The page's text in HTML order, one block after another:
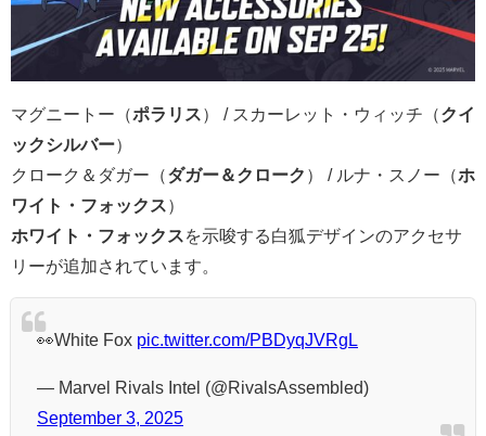
マグニートー（ポラリス ） / スカーレット・ウィッチ（クイ
ックシルバー）
クローク＆ダガー（ダガー＆クローク ） / ルナ・スノー（ホ
ワイト・フォックス ）
ホワイト・フォックス を示唆する白狐デザインのアクセサ
リーが追加されています。
👀White Fox pic.twitter.com/PBDyqJVRgL
— Marvel Rivals Intel (@RivalsAssembled)
September 3, 2025